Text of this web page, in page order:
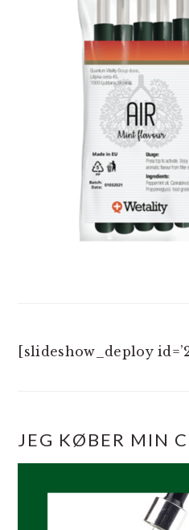
[slideshow_deploy
JEG KØBER MIN